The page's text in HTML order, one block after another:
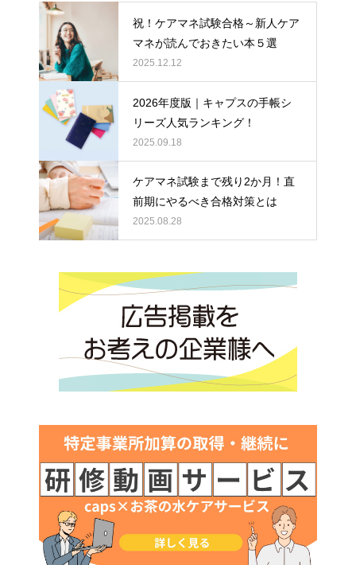
祝！ケアマネ試験合格～新人ケア
マネが読んでおきたい本５選
2025.12.12
2026年度版｜キャプスの手帳シ
リーズ人気ランキング！
2025.09.18
ケアマネ試験まで残り2か月！直
前期にやるべき合格対策とは
2025.08.28